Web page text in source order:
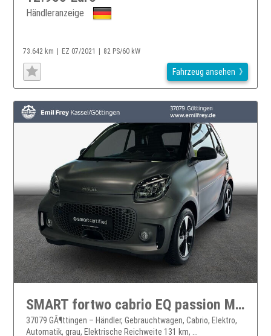
Händleranzeige
73.642 km EZ 07/2021 82 PS/60 kW
Fahrzeug ansehen
SMART fortwo cabrio EQ passion MATT, Verdeck rot, 22 kW smart fortwo electric drive
37079 GÃ¶ttingen – Händler, Gebrauchtwagen, Cabrio, Elektro,
Automatik, grau, Elektrische Reichweite 131 km, ...